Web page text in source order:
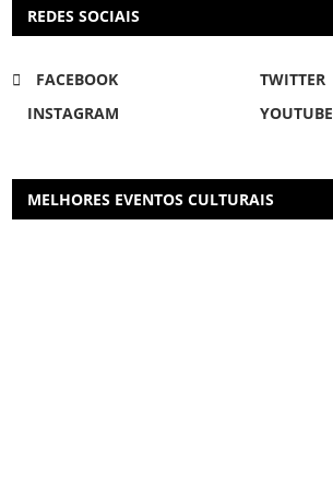
REDES SOCIAIS
FACEBOOK
TWITTER
INSTAGRAM
YOUTUBE
MELHORES EVENTOS CULTURAIS